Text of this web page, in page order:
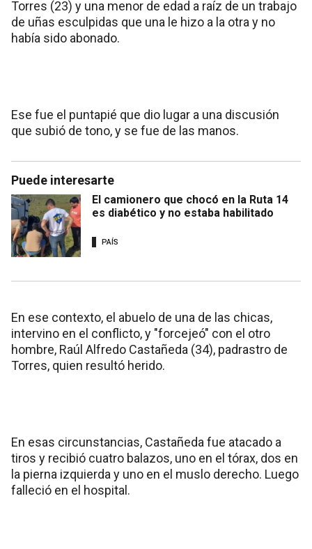
Torres (23) y una menor de edad a raíz de un trabajo
de uñas esculpidas que una le hizo a la otra y no
había sido abonado.
Ese fue el puntapié que dio lugar a una discusión
que subió de tono, y se fue de las manos.
Puede interesarte
El camionero que chocó en la Ruta 14
es diabético y no estaba habilitado
PAÍS
En ese contexto, el abuelo de una de las chicas,
intervino en el conflicto, y "forcejeó" con el otro
hombre, Raúl Alfredo Castañeda (34), padrastro de
Torres, quien resultó herido.
En esas circunstancias, Castañeda fue atacado a
tiros y recibió cuatro balazos, uno en el tórax, dos en
la pierna izquierda y uno en el muslo derecho. Luego
falleció en el hospital.